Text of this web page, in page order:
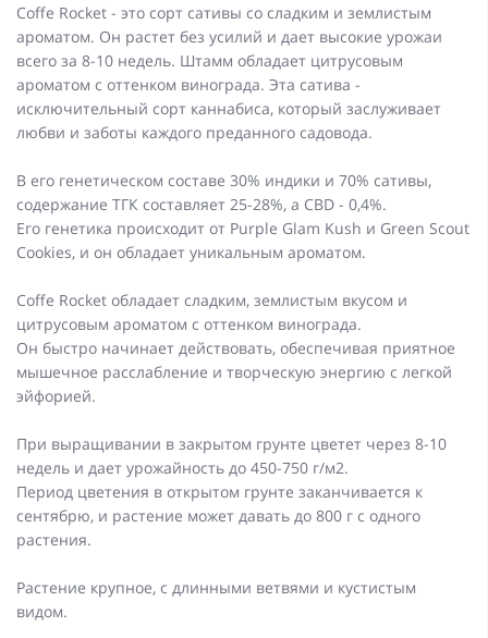
Coffe Rocket - это сорт сативы со сладким и землистым
ароматом. Он растет без усилий и дает высокие урожаи
всего за 8-10 недель. Штамм обладает цитрусовым
ароматом с оттенком винограда. Эта сатива -
исключительный сорт каннабиса, который заслуживает
любви и заботы каждого преданного садовода.
В его генетическом составе 30% индики и 70% сативы,
содержание ТГК составляет 25-28%, а CBD - 0,4%.
Его генетика происходит от Purple Glam Kush и Green Scout
Cookies, и он обладает уникальным ароматом.
Coffe Rocket обладает сладким, землистым вкусом и
цитрусовым ароматом с оттенком винограда.
Он быстро начинает действовать, обеспечивая приятное
мышечное расслабление и творческую энергию с легкой
эйфорией.
При выращивании в закрытом грунте цветет через 8-10
недель и дает урожайность до 450-750 г/м2.
Период цветения в открытом грунте заканчивается к
сентябрю, и растение может давать до 800 г с одного
растения.
Растение крупное, с длинными ветвями и кустистым
видом.